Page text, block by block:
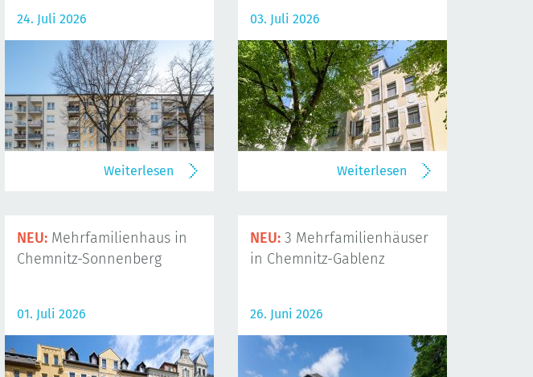
24. Juli 2026
Weiterlesen
03. Juli 2026
Weiterlesen
NEU: Mehrfamilienhaus in
Chemnitz-Sonnenberg
01. Juli 2026
NEU: 3 Mehrfamilienhäuser
in Chemnitz-Gablenz
26. Juni 2026